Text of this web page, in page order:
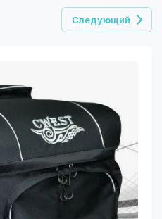
Следующий